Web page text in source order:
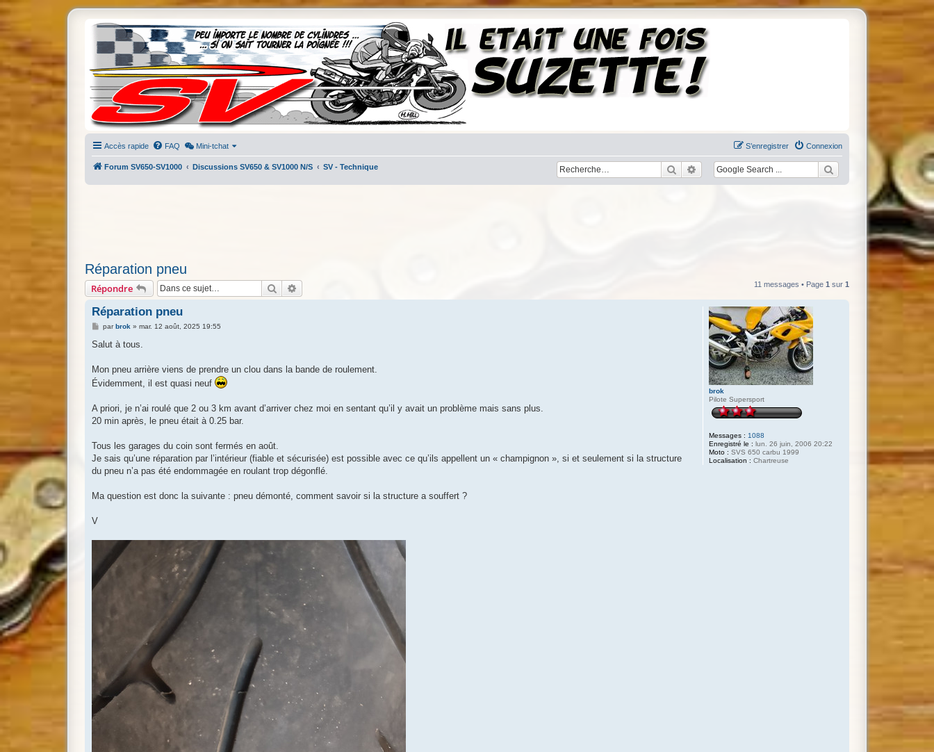
Accès rapide FAQ Mini-tchat Connexion
S’enregistrer
Forum SV650-SV1000 Discussions SV650 & SV1000 N/S SV - Technique RechercherRecherche avancée
Réparation pneu
Répondre Rechercher 11 messages • Page 1 sur 1
brok
Pilote Supersport
Messages : 1088
Enregistré le : lun. 26 juin, 2006 20:22
Moto : SVS 650 carbu 1999
Localisation : Chartreuse
Réparation pneu
M
s
g
parbrok » mar. 12 août, 2025 19:55
Salut à tous.
Mon pneu arrière viens de prendre un clou dans la bande de roulement.
Évidemment, il est quasi neuf
A priori, je n’ai roulé que 2 ou 3 km avant d’arriver chez moi en sentant qu’il y avait un problème mais sans plus.
20 min après, le pneu était à 0.25 bar.
Tous les garages du coin sont fermés en août.
Je sais qu’une réparation par l’intérieur (fiable et sécurisée) est possible avec ce qu’ils appellent un « champignon », si et seulement si la structure
du pneu n’a pas été endommagée en roulant trop dégonflé.
Ma question est donc la suivante : pneu démonté, comment savoir si la structure a souffert ?
V